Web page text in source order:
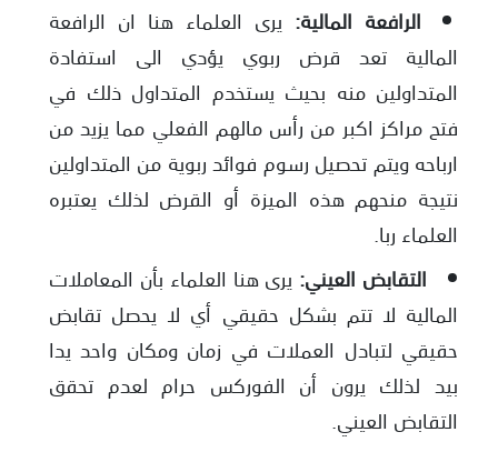
الرافعة المالية: يرى العلماء هنا ان الرافعة
المالية تعد قرض ربوي يؤدي الى استفادة
المتداولين منه بحيث يستخدم المتداول ذلك في
فتح مراكز اكبر من رأس مالهم الفعلي مما يزيد من
ارباحه ويتم تحصيل رسوم فوائد ربوية من المتداولين
نتيجة منحهم هذه الميزة أو القرض لذلك يعتبره
العلماء ربا.
التقابض العيني: يرى هنا العلماء بأن المعاملات
المالية لا تتم بشكل حقيقي أي لا يحصل تقابض
حقيقي لتبادل العملات في زمان ومكان واحد يدا
بيد لذلك يرون أن الفوركس حرام لعدم تحقق
التقابض العيني.